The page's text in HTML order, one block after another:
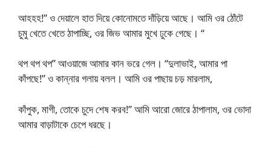
আহহহ!” ও দেয়ালে হাত দিয়ে কোনোমতে দাঁড়িয়ে আছে। আমি ওর ঠোঁটে
চুমু খেতে খেতে ঠাপাচ্ছি, ওর জিভ আমার মুখে ঢুকে গেছে। “
থপ থপ থপ” আওয়াজে আমার কান ভরে গেল। “দুলাভাই, আমার পা
কাঁপছে!” ও কান্নার গলায় বলল। আমি ওর পাছায় চড় মারলাম,
কাঁপুক, মাগী, তোকে চুদে শেষ করব!” আমি আরো জোরে ঠাপালাম, ওর ভোদা
আমার বাড়াটাকে চেপে ধরছে।